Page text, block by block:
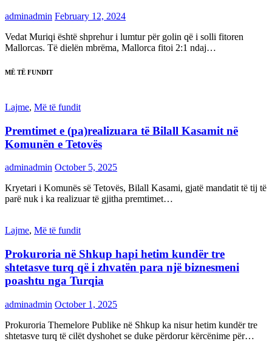
adminadmin February 12, 2024
Vedat Muriqi është shprehur i lumtur për golin që i solli fitoren
Mallorcas. Të dielën mbrëma, Mallorca fitoi 2:1 ndaj…
MË TË FUNDIT
Lajme, Më të fundit
Premtimet e (pa)realizuara të Bilall Kasamit në
Komunën e Tetovës
adminadmin October 5, 2025
Kryetari i Komunës së Tetovës, Bilall Kasami, gjatë mandatit të tij të
parë nuk i ka realizuar të gjitha premtimet…
Lajme, Më të fundit
Prokuroria në Shkup hapi hetim kundër tre
shtetasve turq që i zhvatën para një biznesmeni
poashtu nga Turqia
adminadmin October 1, 2025
Prokuroria Themelore Publike në Shkup ka nisur hetim kundër tre
shtetasve turq të cilët dyshohet se duke përdorur kërcënime për…